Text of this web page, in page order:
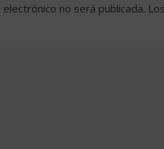
no será publicada.